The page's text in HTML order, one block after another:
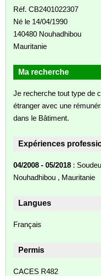
Réf. CB2401022307
Né le 14/04/1990
140480 Nouhadhibou
Mauritanie
Ma recherche
Je recherche tout type de
étranger avec une
dans le Bâtiment.
Expériences
04/2008 - 05/2018 :
Nouhadhibou , Mauritanie
Langues
Français
Permis
CACES R482